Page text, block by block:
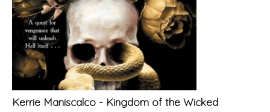
Kerrie Maniscalco - Kingdom of the Wicked